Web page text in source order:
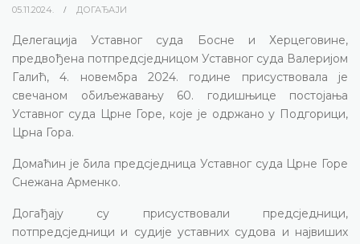
05.11.2024. ДОГАЂАЈИ
Делегација Уставног суда Босне и Херцеговине,
предвођена потпредсједницом Уставног суда Валеријом
Галић, 4. новембра 2024. године присуствовала је
свечаном обиљежавању 60. годишњице постојања
Уставног суда Црне Горе, које је одржано у Подгорици,
Црна Гора.
Домаћин је била предсједница Уставног суда Црне Горе
Снежана Арменко.
Догађају су присуствовали предсједници,
потпредсједници и судије уставних судова и највиших